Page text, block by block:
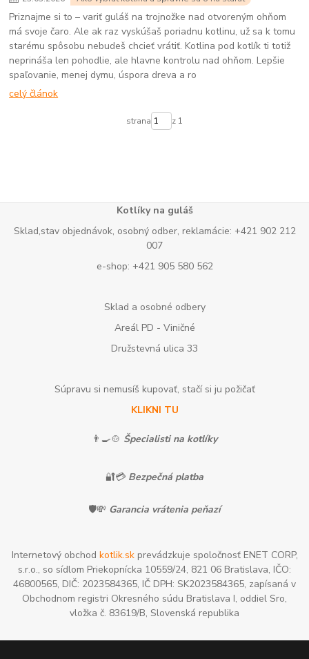
Priznajme si to – variť guláš na trojnožke nad otvoreným ohňom
má svoje čaro. Ale ak raz vyskúšaš poriadnu kotlinu, už sa k tomu
starému spôsobu nebudeš chcieť vrátiť. Kotlina pod kotlík ti totiž
neprináša len pohodlie, ale hlavne kontrolu nad ohňom. Lepšie
spaľovanie, menej dymu, úspora dreva a ro
celý článok
strana z 1
Kotlíky na guláš
Sklad,stav objednávok, osobný odber, reklamácie: +421 902 212
007
e-shop: +421 905 580 562
Sklad a osobné odbery
Areál PD - Viničné
Družstevná ulica 33
Súpravu si nemusíš kupovať, stačí si ju požičať
KLIKNI TU
👨‍🍳🍲 Špecialisti na kotlíky
🔐💳 Bezpečná platba
🛡️💸 Garancia vrátenia peňazí
Internetový obchod kotlik.skprevádzkuje spoločnosť ENET CORP,
s.r.o., so sídlom Priekopnícka 10559/24, 821 06 Bratislava, IČO:
46800565, DIČ: 2023584365, IČ DPH: SK2023584365, zapísaná v
Obchodnom registri Okresného súdu Bratislava I, oddiel Sro,
vložka č. 83619/B, Slovenská republika